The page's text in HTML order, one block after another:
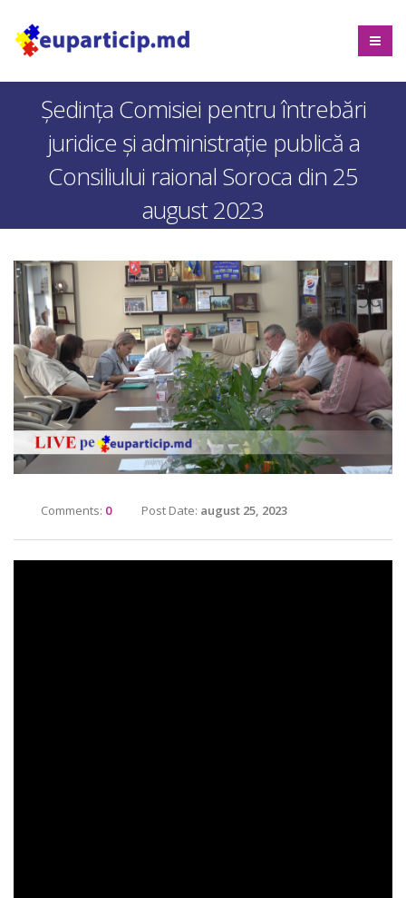
Ședința Comisiei pentru întrebări
juridice şi administraţie publică a
Consiliului raional Soroca din 25
august 2023
Comments: 0 Post Date: august 25, 2023